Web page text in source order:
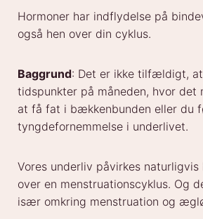
Hormoner har indflydelse på
også hen over din cyklus.
Baggrund: Det er ikke tilfældigt,
tidspunkter på måneden, hvor det
at få fat i bækkenbunden eller du
tyngdefornemmelse i underlivet.
Vores underliv påvirkes naturligvis
over en menstruationscyklus. Og
især omkring menstruation og